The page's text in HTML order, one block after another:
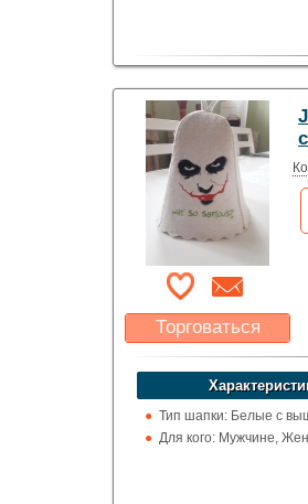
Торговаться
Какая цена Вас
устроит?
Указать цену
Тип шапки: Белые с
Для кого: Мужчине,